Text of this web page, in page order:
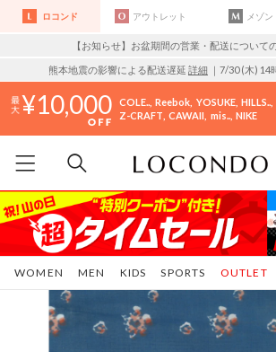
ロコンド アウトレット メゾン
【お知らせ】お盆期間の営業・配送について
熊本地震の影響による配送遅延 詳細 ｜7/30 (木) 14
10,000 COLE.. Reebok YOSUKE HILLS..
Z-CRAFT CAWAII mis.. NIKE
WOMEN MEN KIDS SPORTS OUTLET